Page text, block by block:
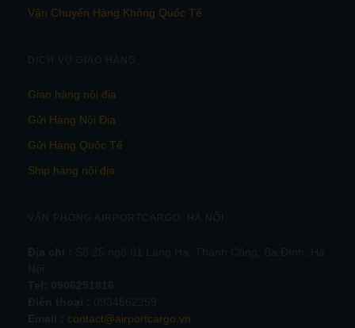
Vận Chuyển Hàng Không Quốc Tế
DỊCH VỤ GIAO HÀNG
Giao hàng nội địa
Gửi Hàng Nội Địa
Gửi Hàng Quốc Tế
Ship hàng nội địa
VĂN PHÒNG AIRPORTCARGO HÀ NỘI
contact@airportcargo.vn